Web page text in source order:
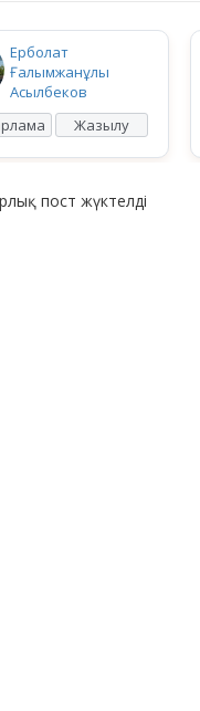
Ерболат
Ғалымжанұлы
Асылбеков
Жазылу
пост жүктелді